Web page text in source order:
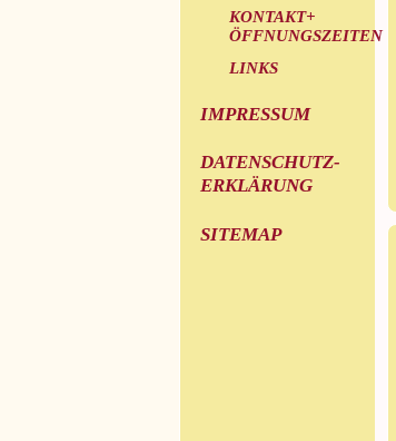
KONTAKT+
ÖFFNUNGSZEITEN
LINKS
IMPRESSUM
DATENSCHUTZ-
ERKLÄRUNG
SITEMAP